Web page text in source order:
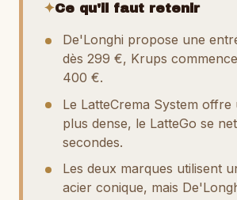
✦Ce qu'il faut retenir
De'Longhi propose une
dès 299 €, Krups
400 €.
Le LatteCrema System offre
plus dense, le LatteGo se
secondes.
Les deux marques utilisent
acier conique, mais